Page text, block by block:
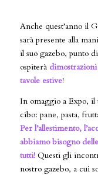
Anche quest’anno il
sarà presente alla
il suo gazebo, punto
ospiterà
tavole estive!
In omaggio a Expo,
cibo: pane, pasta,
Per l’allestimento,
abbiamo bisogno
tutti! Questi gli
nostro gazebo, a cui